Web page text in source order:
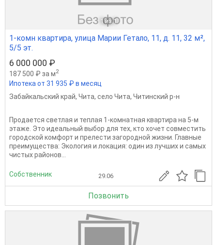
1 из 1
1-комн квартира, улица Марии Гетало, 11, д. 11, 32 м²,
5/5 эт.
6 000 000 ₽
187 500 ₽ за м2
Ипотека от 31 935 ₽ в месяц
Забайкальский край, Чита, село Чита, Читинский р-н
Продается светлая и теплая 1-комнатная квартира на 5-м
этаже. Это идеальный выбор для тех, кто хочет совместить
городской комфорт и прелести загородной жизни. Главные
преимущества: Экология и локация: один из лучших и самых
чистых районов...
Собственник 29.06
Позвонить